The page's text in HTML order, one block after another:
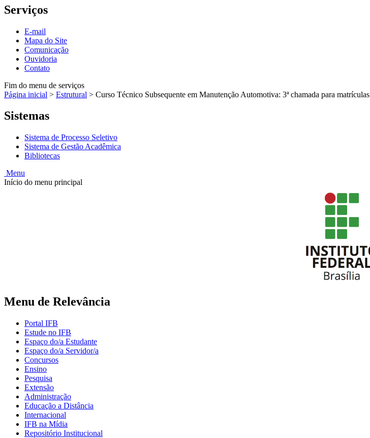
Serviços
E-mail
Mapa do Site
Comunicação
Ouvidoria
Contato
Fim do menu de serviços
Página inicial > Estrutural > Curso Técnico Subsequente em Manutenção Automotiva: 3ª chamada para matrículas
Sistemas
Sistema de Processo Seletivo
Sistema de Gestão Acadêmica
Bibliotecas
Menu
Início do menu principal
Menu de Relevância
Portal IFB
Estude no IFB
Espaço do/a Estudante
Espaço do/a Servidor/a
Concursos
Ensino
Pesquisa
Extensão
Administração
Educação a Distância
Internacional
IFB na Mídia
Repositório Institucional